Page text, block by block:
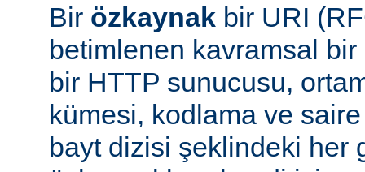
Bir özkaynak bir URI
betimlenen kavramsal
bir HTTP sunucusu,
kümesi, kodlama ve saire
bayt dizisi şeklindeki her